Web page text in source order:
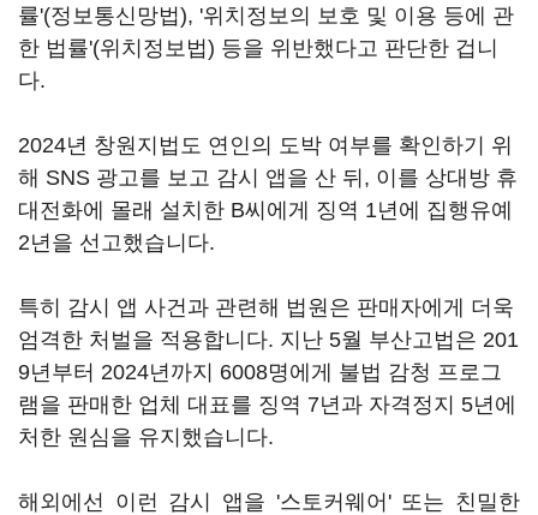
률'(정보통신망법), '위치정보의 보호 및 이용 등에 관
한 법률'(위치정보법) 등을 위반했다고 판단한 겁니
다.
2024년 창원지법도 연인의 도박 여부를 확인하기 위
해 SNS 광고를 보고 감시 앱을 산 뒤, 이를 상대방 휴
대전화에 몰래 설치한 B씨에게 징역 1년에 집행유예
2년을 선고했습니다.
특히 감시 앱 사건과 관련해 법원은 판매자에게 더욱
엄격한 처벌을 적용합니다. 지난 5월 부산고법은 201
9년부터 2024년까지 6008명에게 불법 감청 프로그
램을 판매한 업체 대표를 징역 7년과 자격정지 5년에
처한 원심을 유지했습니다.
해외에선 이런 감시 앱을 '스토커웨어' 또는 친밀한